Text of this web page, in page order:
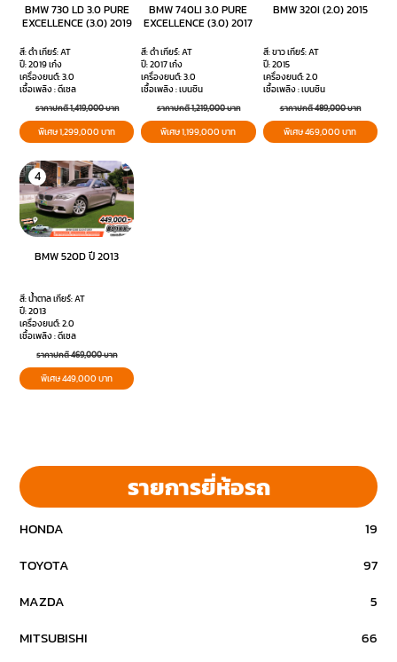
BMW 730 LD 3.0 PURE
EXCELLENCE (3.0) 2019
สี: ดำ เกียร์: AT
ปี: 2019 เก๋ง
เครื่องยนต์: 3.0
เชื้อเพลิง : ดีเซล
ราคาปกติ 1,419,000 บาท
พิเศษ 1,299,000 บาท
BMW 740LI 3.0 PURE
EXCELLENCE (3.0) 2017
สี: ดำ เกียร์: AT
ปี: 2017 เก๋ง
เครื่องยนต์: 3.0
เชื้อเพลิง : เบนซิน
ราคาปกติ 1,219,000 บาท
พิเศษ 1,199,000 บาท
BMW​ 320I (2.0) 2015
สี: ขาว เกียร์: AT
ปี: 2015
เครื่องยนต์: 2.0
เชื้อเพลิง : เบนซิน
ราคาปกติ 489,000 บาท
พิเศษ 469,000 บาท
4
BMW 520D ปี 2013
สี: น้ำตาล เกียร์: AT
ปี: 2013
เครื่องยนต์: 2.0
เชื้อเพลิง : ดีเซล
ราคาปกติ 469,000 บาท
พิเศษ 449,000 บาท
รายการยี่ห้อรถ
HONDA
19
TOYOTA
97
MAZDA
5
MITSUBISHI
66